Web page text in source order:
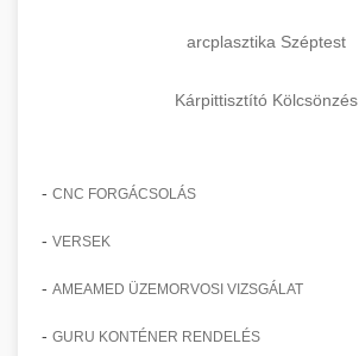
arcplasztika Széptest
Kárpittisztító Kölcsönzés
- CNC FORGÁCSOLÁS
- VERSEK
- AMEAMED ÜZEMORVOSI VIZSGÁLAT
- GURU KONTÉNER RENDELÉS